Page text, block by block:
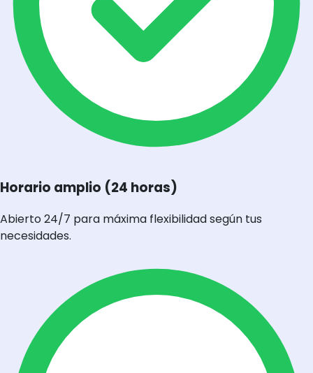
Horario amplio (24 horas)
Abierto 24/7 para máxima flexibilidad según tus
necesidades.